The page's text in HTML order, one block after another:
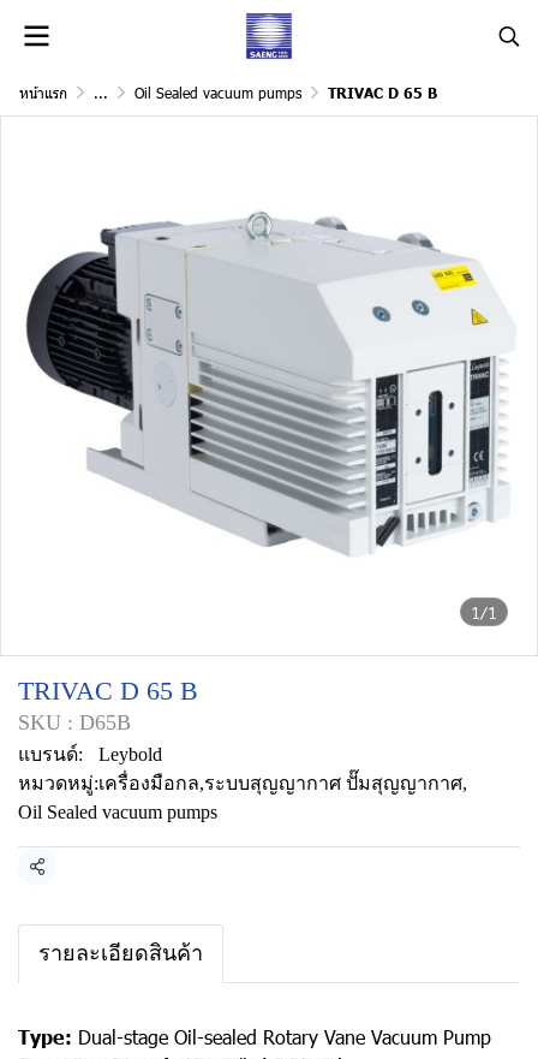
หน้าแรก ... Oil Sealed vacuum pumps TRIVAC D 65 B
1/1
TRIVAC D 65 B
SKU : D65B
แบรนด์:
Leybold
หมวดหมู่:เครื่องมือกล,ระบบสุญญากาศ ปั๊มสุญญากาศ,
Oil Sealed vacuum pumps
แชร์
รายละเอียดสินค้า
Type: Dual-stage Oil-sealed Rotary Vane Vacuum Pump